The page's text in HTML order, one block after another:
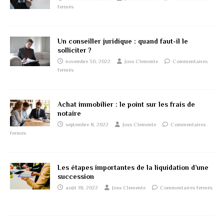
fermés
Un conseiller juridique : quand faut-il le
solliciter ?
novembre 30, 2022 Joss Clemente
Commentaires
fermés
Achat immobilier : le point sur les frais de
notaire
septembre 8, 2022 Joss Clemente
Commentaires
fermés
Les étapes importantes de la liquidation d’une
succession
août 18, 2022 Joss Clemente Commentaires fermés